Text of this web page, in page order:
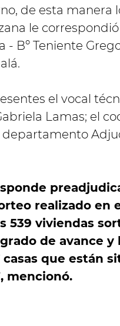
de esta manera
le
Bº Teniente
el vocal
Lamas; el
departamento
realizado en
539 viviendas
de avance y
que están
mencionó.